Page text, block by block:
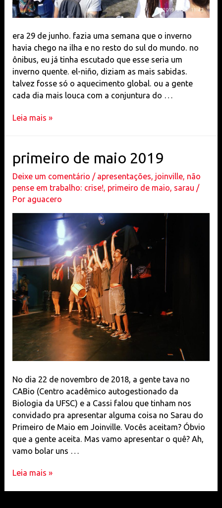
era 29 de junho. fazia uma semana que o inverno
havia chego na ilha e no resto do sul do mundo. no
ônibus, eu já tinha escutado que esse seria um
inverno quente. el-niño, diziam as mais sabidas.
talvez fosse só o aquecimento global. ou a gente
cada dia mais louca com a conjuntura do …
no
Leia mais »
primeiro de maio 2019
Deixe um comentário / apresentações, joinville, não
pense em trabalho: crise!, primeiro de maio, sarau /
Por aguacero
No dia 22 de novembro de 2018, a gente tava no
CABio (Centro acadêmico autogestionado da
Biologia da UFSC) e a Cassi falou que tinham nos
convidado pra apresentar alguma coisa no Sarau do
Primeiro de Maio em Joinville. Vocês aceitam? Óbvio
que a gente aceita. Mas vamo apresentar o quê? Ah,
vamo bolar uns …
primeiro
Leia mais »